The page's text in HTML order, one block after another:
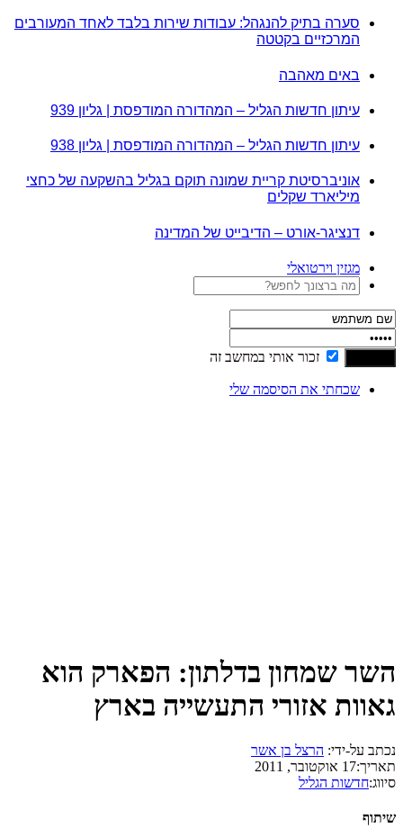
סערה בתיק להנגהל: עבודות שירות בלבד לאחד המעורבים
המרכזיים בקטטה
באים מאהבה
עיתון חדשות הגליל – המהדורה המודפסת | גליון 939
עיתון חדשות הגליל – המהדורה המודפסת | גליון 938
אוניברסיטת קריית שמונה תוקם בגליל בהשקעה של כחצי
מיליארד שקלים
דנציגר-אורט – הדיבייט של המדינה
מגזין וירטואלי
זכור אותי במחשב זה
שכחתי את הסיסמה שלי
השר שמחון בדלתון: הפארק הוא
גאוות אזורי התעשייה בארץ
נכתב על-ידי: הרצל בן אשר
תאריך:17 אוקטובר, 2011
סיווג:חדשות הגליל
שיתוף